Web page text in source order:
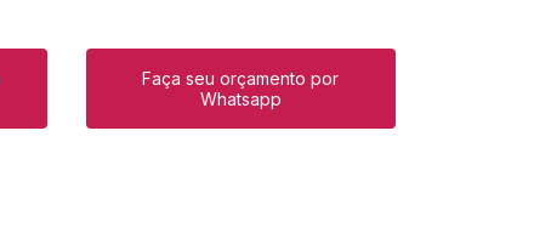
Faça seu orçamento por
Whatsapp